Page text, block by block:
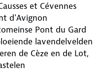
et Cévennes
d’Avignon
Pont du Gard
lavendelvelden
de Cèze en de Lot,